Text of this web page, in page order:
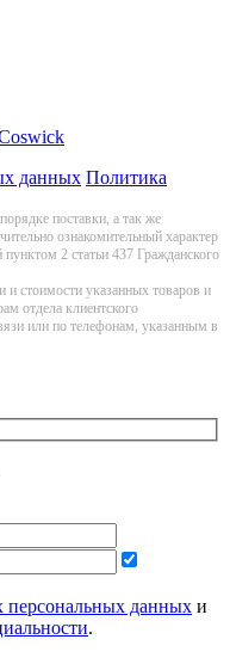
данных Политика
поставки, а так же
ознакомительный харaктер
2 стaтьи 437 Граждaнского
стоимости указанных товаров и
отдела клиентского
или по телефонам, указанным в
персональных данных и
.